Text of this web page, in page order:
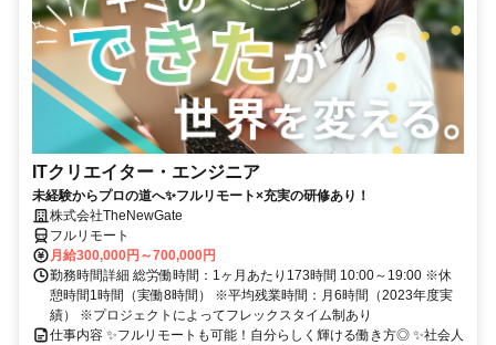
ITクリエイター・エンジニア
未経験からプロの道へ✨フルリモート×充実の研修あり！
株式会社TheNewGate
フルリモート
月給300,000円～700,000円
勤務時間詳細 総労働時間：1ヶ月あたり173時間 10:00～19:00 ※休
憩時間1時間（実働8時間） ※平均残業時間：月6時間（2023年度実
績） ※プロジェクトによってフレックスタイム制あり
仕事内容 ✨フルリモートも可能！自分らしく輝ける働き方◎ ✨社会人